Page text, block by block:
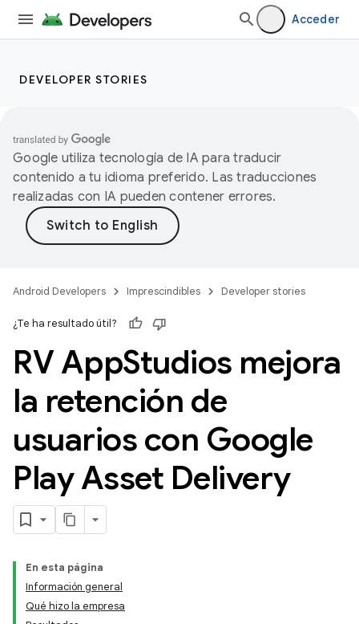
Acceder
DEVELOPER STORIES
Google utiliza tecnología de IA para traducir
contenido a tu idioma preferido. Las traducciones
realizadas con IA pueden contener errores.
Android Developers Imprescindibles Developer stories
¿Te ha resultado útil?
RV AppStudios mejora
la retención de
usuarios con Google
Play Asset Delivery
En esta página
Información general
Qué hizo la empresa